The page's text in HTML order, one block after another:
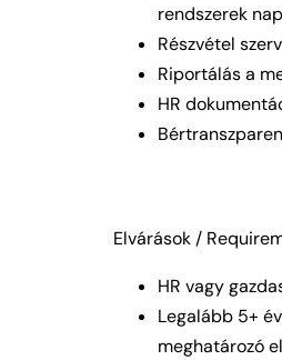
rendszerek
Részvétel
Riportálás a
HR
Elvárások /
HR vagy
Legalább 5+
meghatározó